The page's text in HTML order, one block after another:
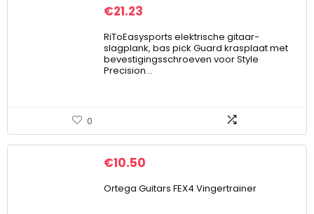
€21.23
RiToEasysports elektrische gitaar-
slagplank, bas pick Guard krasplaat met
bevestigingsschroeven voor Style
Precision…
0
€10.50
Ortega Guitars FEX4 Vingertrainer